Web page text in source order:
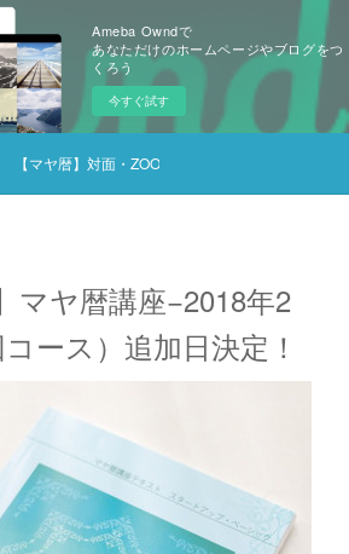
Ameba Owndで
あなただけのホームページやブログをつ
くろう
今すぐ試す
【マヤ暦】対面・ZOOMセッション
マヤ暦講座−2018年2
ース）追加日決定！